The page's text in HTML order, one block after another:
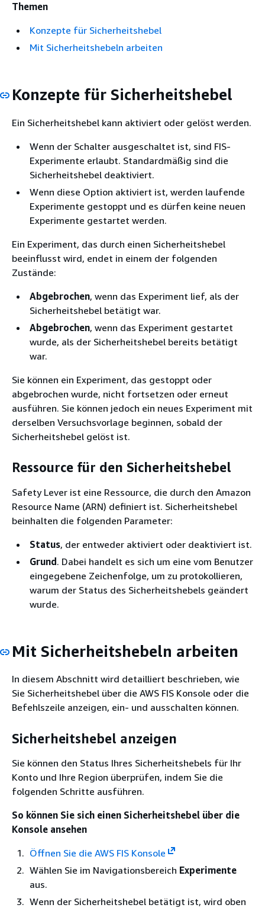
Themen
Konzepte für Sicherheitshebel
Mit Sicherheitshebeln arbeiten
Konzepte für Sicherheitshebel
Ein Sicherheitshebel kann aktiviert oder gelöst werden.
Wenn der Schalter ausgeschaltet ist, sind FIS-
Experimente erlaubt. Standardmäßig sind die
Sicherheitshebel deaktiviert.
Wenn diese Option aktiviert ist, werden laufende
Experimente gestoppt und es dürfen keine neuen
Experimente gestartet werden.
Ein Experiment, das durch einen Sicherheitshebel
beeinflusst wird, endet in einem der folgenden
Zustände:
Abgebrochen, wenn das Experiment lief, als der
Sicherheitshebel betätigt war.
Abgebrochen, wenn das Experiment gestartet
wurde, als der Sicherheitshebel bereits betätigt
war.
Sie können ein Experiment, das gestoppt oder
abgebrochen wurde, nicht fortsetzen oder erneut
ausführen. Sie können jedoch ein neues Experiment mit
derselben Versuchsvorlage beginnen, sobald der
Sicherheitshebel gelöst ist.
Ressource für den Sicherheitshebel
Safety Lever ist eine Ressource, die durch den Amazon
Resource Name (ARN) definiert ist. Sicherheitshebel
beinhalten die folgenden Parameter:
Status, der entweder aktiviert oder deaktiviert ist.
Grund. Dabei handelt es sich um eine vom Benutzer
eingegebene Zeichenfolge, um zu protokollieren,
warum der Status des Sicherheitshebels geändert
wurde.
Mit Sicherheitshebeln arbeiten
In diesem Abschnitt wird detailliert beschrieben, wie
Sie Sicherheitshebel über die AWS FIS Konsole oder die
Befehlszeile anzeigen, ein- und ausschalten können.
Sicherheitshebel anzeigen
Sie können den Status Ihres Sicherheitshebels für Ihr
Konto und Ihre Region überprüfen, indem Sie die
folgenden Schritte ausführen.
So können Sie sich einen Sicherheitshebel über die
Konsole ansehen
Öffnen Sie die AWS FIS Konsole
Wählen Sie im Navigationsbereich Experimente
aus.
Wenn der Sicherheitshebel betätigt ist, wird oben